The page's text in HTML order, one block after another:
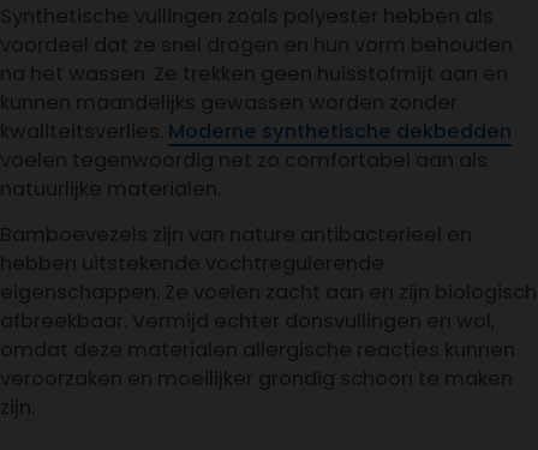
Synthetische vullingen zoals polyester hebben als
voordeel dat ze snel drogen en hun vorm behouden
na het wassen. Ze trekken geen huisstofmijt aan en
kunnen maandelijks gewassen worden zonder
kwaliteitsverlies. Moderne synthetische dekbedden
voelen tegenwoordig net zo comfortabel aan als
natuurlijke materialen.
Bamboevezels zijn van nature antibacterieel en
hebben uitstekende vochtregulerende
eigenschappen. Ze voelen zacht aan en zijn biologisch
afbreekbaar. Vermijd echter donsvullingen en wol,
omdat deze materialen allergische reacties kunnen
veroorzaken en moeilijker grondig schoon te maken
zijn.